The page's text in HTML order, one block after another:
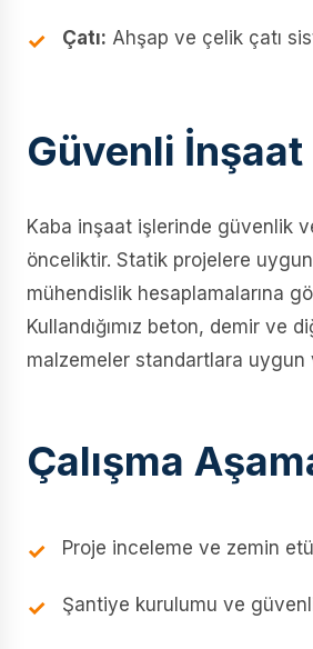
Çatı: Ahşap ve çelik çatı
Güvenli
Kaba inşaat işlerinde güvenlik
önceliktir. Statik projelere
mühendislik hesaplamalarına
Kullandığımız beton, demir ve
malzemeler standartlara uygun
Çalışma
Proje inceleme ve zemin
Şantiye kurulumu ve